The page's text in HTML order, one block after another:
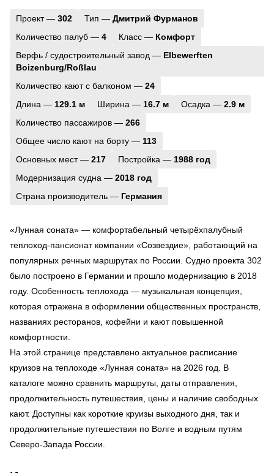
Проект — 302 Тип — Дмитрий Фурманов
Количество палуб — 4 Класс — Комфорт
Верфь / судостроительный завод — Elbewerften
Boizenburg/Roßlau
Количество кают с балконом — 24
Длина — 129.1 м Ширина — 16.7 м Осадка — 2.9 м
Количество пассажиров — 266
Общее число кают на борту — 113
Основных мест — 217 Постройка — 1988 год
Модернизация судна — 2018 год
Страна производитель — Германия
«Лунная соната» — комфортабельный четырёхпалубный
теплоход-пансионат компании «Созвездие», работающий на
популярных речных маршрутах по России. Судно проекта 302
было построено в Германии и прошло модернизацию в 2018
году. Особенность теплохода — музыкальная концепция,
которая отражена в оформлении общественных пространств,
названиях ресторанов, кофейни и кают повышенной
комфортности.
На этой странице представлено актуальное расписание
круизов на теплоходе «Лунная соната» на 2026 год. В
каталоге можно сравнить маршруты, даты отправления,
продолжительность путешествия, цены и наличие свободных
кают. Доступны как короткие круизы выходного дня, так и
продолжительные путешествия по Волге и водным путям
Северо-Запада России.